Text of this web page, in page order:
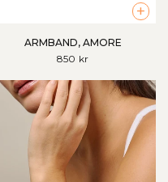
+
ARMBAND, AMORE
850 kr